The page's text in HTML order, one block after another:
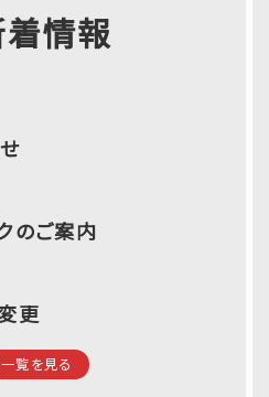
情報
のご案内
更
覧を見る